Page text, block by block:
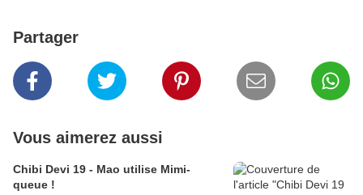
Partager
Vous aimerez aussi
Chibi Devi 19 - Mao utilise Mimi-
queue !